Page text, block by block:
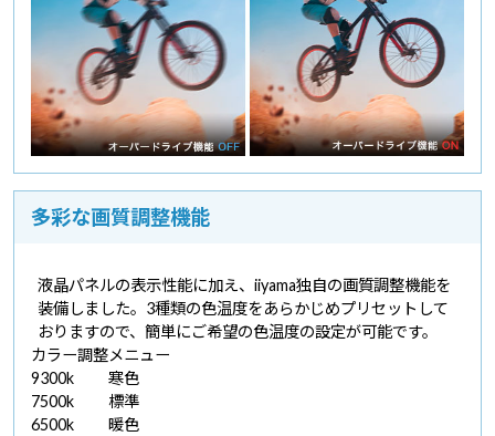
多彩な画質調整機能
液晶パネルの表示性能に加え、iiyama独自の画質調整機能を
装備しました。3種類の色温度をあらかじめプリセットして
おりますので、簡単にご希望の色温度の設定が可能です。
カラー調整メニュー
9300k
寒色
7500k
標準
6500k
暖色